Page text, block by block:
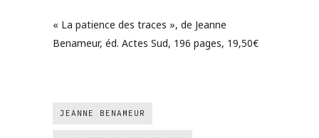
« La patience des traces », de Jeanne
Benameur, éd. Actes Sud, 196 pages, 19,50€
JEANNE BENAMEUR